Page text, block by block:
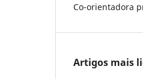
Co-orientadora
Artigos mais